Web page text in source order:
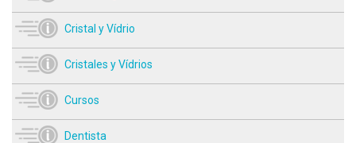
Cristal y Vídrio
Cristales y Vídrios
Cursos
Dentista